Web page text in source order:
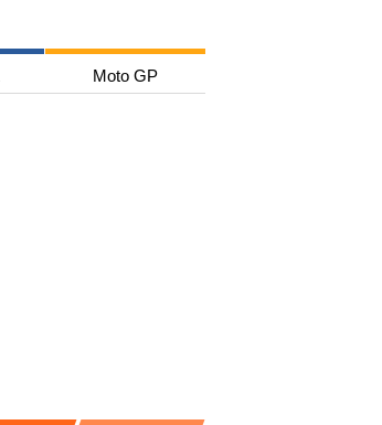
Moto GP